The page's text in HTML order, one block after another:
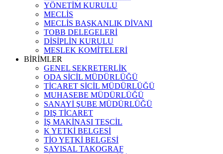
YÖNETİM KURULU
MECLİS
MECLİS BAŞKANLIK DİVANI
TOBB DELEGELERİ
DİSİPLİN KURULU
MESLEK KOMİTELERİ
BİRİMLER
GENEL SEKRETERLİK
ODA SİCİL MÜDÜRLÜĞÜ
TİCARET SİCİL MÜDÜRLÜĞÜ
MUHASEBE MÜDÜRLÜĞÜ
SANAYİ ŞUBE MÜDÜRLÜĞÜ
DIŞ TİCARET
İŞ MAKİNASI TESCİL
K YETKİ BELGESİ
TİO YETKİ BELGESİ
SAYISAL TAKOGRAF